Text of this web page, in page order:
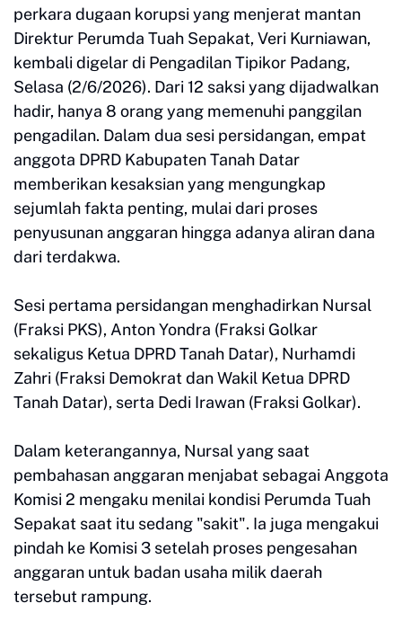
perkara dugaan korupsi yang menjerat mantan
Direktur Perumda Tuah Sepakat, Veri Kurniawan,
kembali digelar di Pengadilan Tipikor Padang,
Selasa (2/6/2026). Dari 12 saksi yang dijadwalkan
hadir, hanya 8 orang yang memenuhi panggilan
pengadilan. Dalam dua sesi persidangan, empat
anggota DPRD Kabupaten Tanah Datar
memberikan kesaksian yang mengungkap
sejumlah fakta penting, mulai dari proses
penyusunan anggaran hingga adanya aliran dana
dari terdakwa.
Sesi pertama persidangan menghadirkan Nursal
(Fraksi PKS), Anton Yondra (Fraksi Golkar
sekaligus Ketua DPRD Tanah Datar), Nurhamdi
Zahri (Fraksi Demokrat dan Wakil Ketua DPRD
Tanah Datar), serta Dedi Irawan (Fraksi Golkar).
Dalam keterangannya, Nursal yang saat
pembahasan anggaran menjabat sebagai Anggota
Komisi 2 mengaku menilai kondisi Perumda Tuah
Sepakat saat itu sedang "sakit". Ia juga mengakui
pindah ke Komisi 3 setelah proses pengesahan
anggaran untuk badan usaha milik daerah
tersebut rampung.